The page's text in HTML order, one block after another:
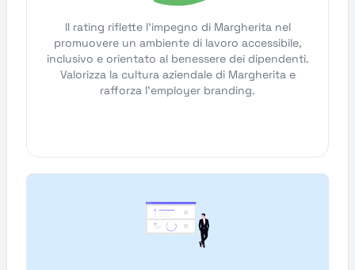
Il rating riflette l'impegno di Margherita nel
promuovere un ambiente di lavoro accessibile,
inclusivo e orientato al benessere dei dipendenti.
Valorizza la cultura aziendale di Margherita e
rafforza l'employer branding.